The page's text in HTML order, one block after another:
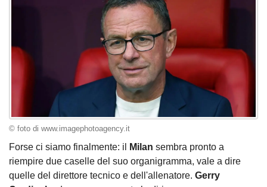
© foto di www.imagephotoagency.it
Forse ci siamo finalmente: il Milan sembra pronto a
riempire due caselle del suo organigramma, vale a dire
quelle del direttore tecnico e dell'allenatore. Gerry